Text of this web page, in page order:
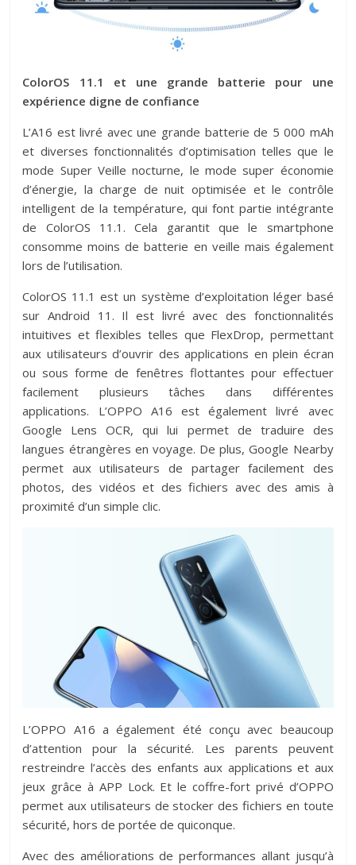
ColorOS 11.1 et une grande batterie pour une
expérience digne de confiance
L’A16 est livré avec une grande batterie de 5 000 mAh
et diverses fonctionnalités d’optimisation telles que le
mode Super Veille nocturne, le mode super économie
d’énergie, la charge de nuit optimisée et le contrôle
intelligent de la température, qui font partie intégrante
de ColorOS 11.1. Cela garantit que le smartphone
consomme moins de batterie en veille mais également
lors de l’utilisation.
ColorOS 11.1 est un système d’exploitation léger basé
sur Android 11. Il est livré avec des fonctionnalités
intuitives et flexibles telles que FlexDrop, permettant
aux utilisateurs d’ouvrir des applications en plein écran
ou sous forme de fenêtres flottantes pour effectuer
facilement plusieurs tâches dans différentes
applications. L’OPPO A16 est également livré avec
Google Lens OCR, qui lui permet de traduire des
langues étrangères en voyage. De plus, Google Nearby
permet aux utilisateurs de partager facilement des
photos, des vidéos et des fichiers avec des amis à
proximité d’un simple clic.
L’OPPO A16 a également été conçu avec beaucoup
d’attention pour la sécurité. Les parents peuvent
restreindre l’accès des enfants aux applications et aux
jeux grâce à APP Lock. Et le coffre-fort privé d’OPPO
permet aux utilisateurs de stocker des fichiers en toute
sécurité, hors de portée de quiconque.
Avec des améliorations de performances allant jusqu’à